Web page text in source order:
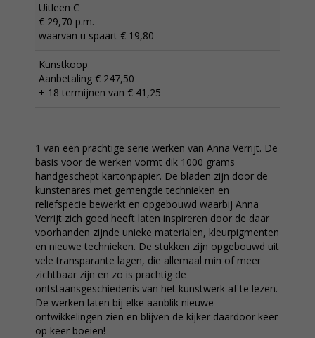
Uitleen C
€ 29,70 p.m.
waarvan u spaart € 19,80
Kunstkoop
Aanbetaling € 247,50
+ 18 termijnen van € 41,25
1 van een prachtige serie werken van Anna Verrijt. De
basis voor de werken vormt dik 1000 grams
handgeschept kartonpapier. De bladen zijn door de
kunstenares met gemengde technieken en
reliefspecie bewerkt en opgebouwd waarbij Anna
Verrijt zich goed heeft laten inspireren door de daar
voorhanden zijnde unieke materialen, kleurpigmenten
en nieuwe technieken. De stukken zijn opgebouwd uit
vele transparante lagen, die allemaal min of meer
zichtbaar zijn en zo is prachtig de
ontstaansgeschiedenis van het kunstwerk af te lezen.
De werken laten bij elke aanblik nieuwe
ontwikkelingen zien en blijven de kijker daardoor keer
op keer boeien!